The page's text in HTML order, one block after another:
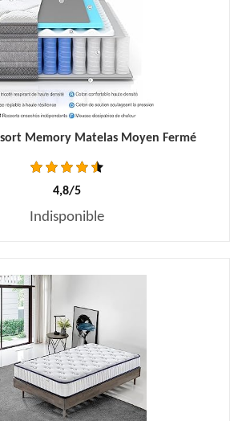
Memory Matelas Moyen Fermé
4,8/5
Indisponible